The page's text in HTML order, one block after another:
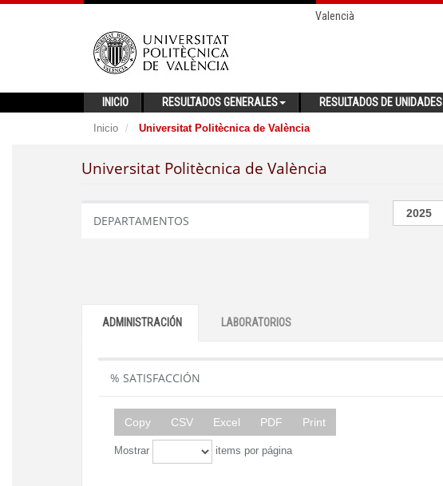
Valencià
INICIO RESULTADOS GENERALES RESULTADOS DE UNIDADES
Inicio Universitat Politècnica de València
Universitat Politècnica de València
DEPARTAMENTOS
ADMINISTRACIÓN LABORATORIOS
% SATISFACCIÓN
Copy CSV Excel PDF Print
Mostrar items por página